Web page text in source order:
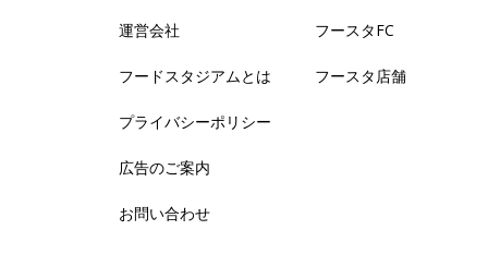
運営会社
フードスタジアムとは
プライバシーポリシー
広告のご案内
お問い合わせ
フースタFC
フースタ店舗